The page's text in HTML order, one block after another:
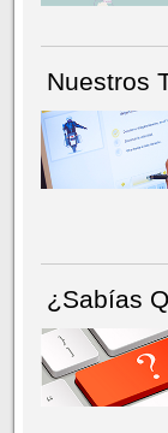
Nuestros
¿Sabías